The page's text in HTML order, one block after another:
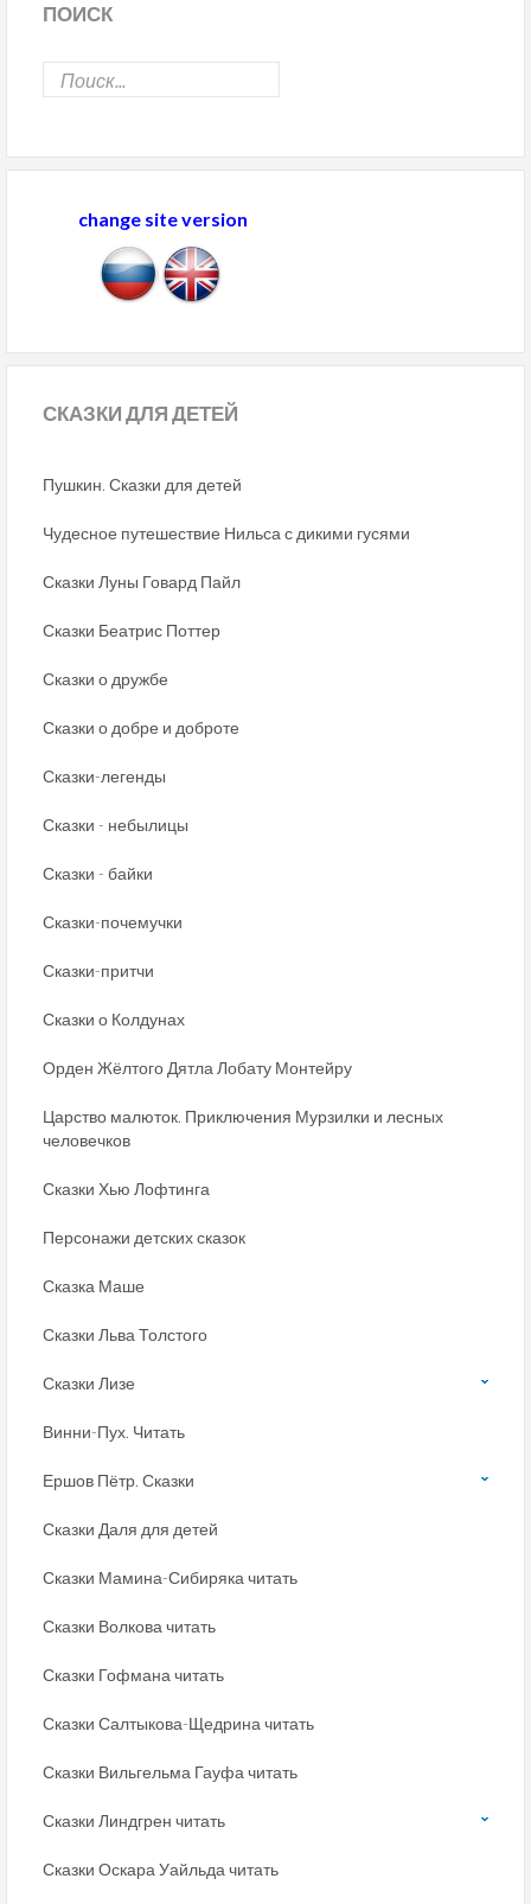
ПОИСК
change site version
СКАЗКИДЛЯ ДЕТЕЙ
Пушкин. Сказки для детей
Чудесное путешествие Нильса с дикими гусями
Сказки Луны Говард Пайл
Сказки Беатрис Поттер
Сказки о дружбе
Сказки о добре и доброте
Сказки-легенды
Сказки - небылицы
Сказки - байки
Сказки-почемучки
Сказки-притчи
Сказки о Колдунах
Орден Жёлтого Дятла Лобату Монтейру
Царство малюток. Приключения Мурзилки и лесных
человечков
Сказки Хью Лофтинга
Персонажи детских сказок
Сказка Маше
Сказки Льва Толстого
Сказки Лизе
Винни-Пух. Читать
Ершов Пётр. Сказки
Сказки Даля для детей
Сказки Мамина-Сибиряка читать
Сказки Волкова читать
Сказки Гофмана читать
Сказки Салтыкова-Щедрина читать
Сказки Вильгельма Гауфа читать
Сказки Линдгрен читать
Сказки Оскара Уайльда читать